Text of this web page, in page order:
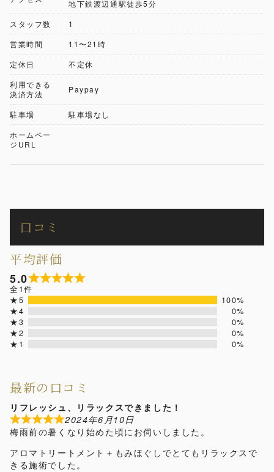
地下鉄渡辺通駅徒歩5分
スタッフ数
1
営業時間
11〜21時
定休日
不定休
利用できる
決済方法
Paypay
駐車場
駐車場なし
ホームペー
ジURL
口コミ
平均評価
5.0
全1件
★5
100%
★4
0%
★3
0%
★2
0%
★1
0%
最新の口コミ
リフレッシュ、リラックスできました！
2024年6月10日
梅雨前の暑くなり始めた頃にお伺いしました。
アロマトリートメント＋もみほぐしでとてもリラックスで
きる施術でした。